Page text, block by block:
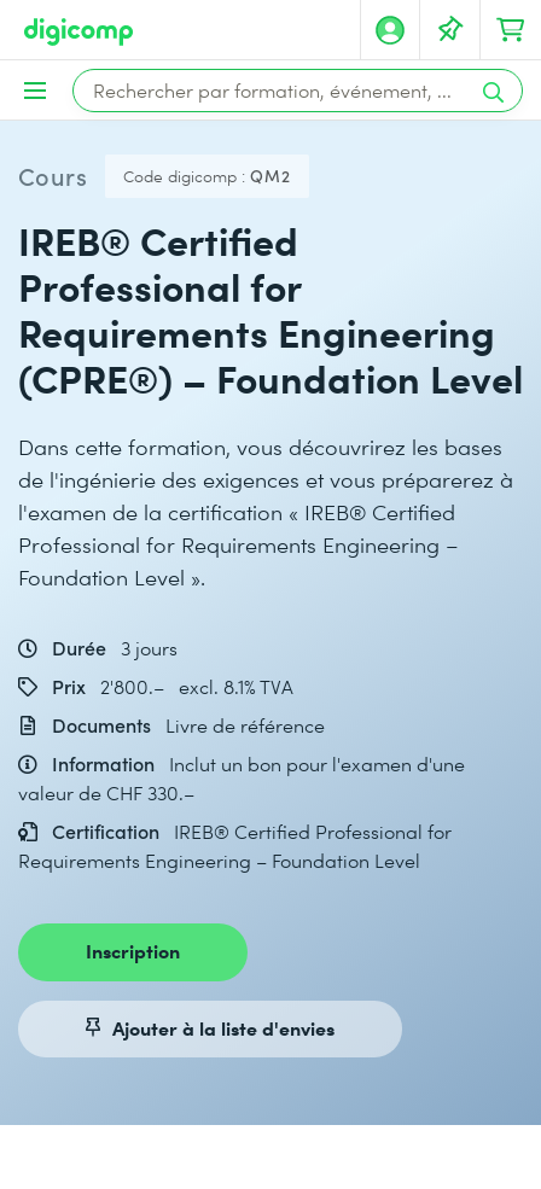
Cours Code digicomp : QM2
IREB® Certified
Professional for
Requirements Engineering
(CPRE®) – Foundation Level
Dans cette formation, vous découvrirez les bases
de l'ingénierie des exigences et vous préparerez à
l'examen de la certification « IREB® Certified
Professional for Requirements Engineering –
Foundation Level ».
Durée 3 jours
Prix
2'800.– excl. 8.1% TVA
Documents
Livre de référence
Information
Inclut un bon pour l'examen d'une
valeur de CHF 330.–
Certification
IREB® Certified Professional for
Requirements Engineering – Foundation Level
Inscription
Ajouter à la liste d'envies